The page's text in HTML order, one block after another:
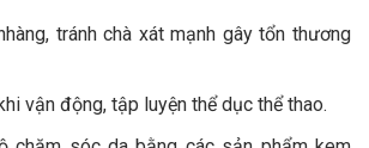
tránh chà xát mạnh gây tổn thương
vận động, tập luyện thể dục thể thao.